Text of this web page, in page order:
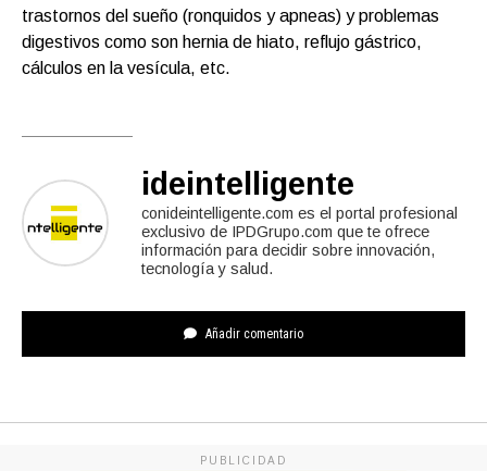
trastornos del sueño (ronquidos y apneas) y problemas
digestivos como son hernia de hiato, reflujo gástrico,
cálculos en la vesícula, etc.
ideintelligente
conideintelligente.com es el portal profesional
exclusivo de IPDGrupo.com que te ofrece
información para decidir sobre innovación,
tecnología y salud.
Añadir comentario
PUBLICIDAD